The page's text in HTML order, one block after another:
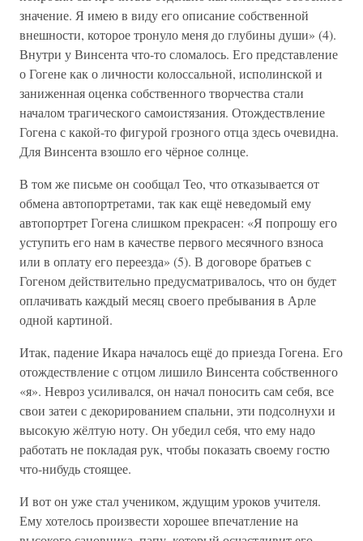
значение. Я имею в виду его описание собственной
внешности, которое тронуло меня до глубины души» (4).
Внутри у Винсента что-то сломалось. Его представление
о Гогене как о личности колоссальной, исполинской и
заниженная оценка собственного творчества стали
началом трагического самоистязания. Отождествление
Гогена с какой-то фигурой грозного отца здесь очевидна.
Для Винсента взошло его чёрное солнце.
В том же письме он сообщал Тео, что отказывается от
обмена автопортретами, так как ещё неведомый ему
автопортрет Гогена слишком прекрасен: «Я попрошу его
уступить его нам в качестве первого месячного взноса
или в оплату его переезда» (5). В договоре братьев с
Гогеном действительно предусматривалось, что он будет
оплачивать каждый месяц своего пребывания в Арле
одной картиной.
Итак, падение Икара началось ещё до приезда Гогена. Его
отождествление с отцом лишило Винсента собственного
«я». Невроз усиливался, он начал поносить сам себя, все
свои затеи с декорированием спальни, эти подсолнухи и
высокую жёлтую ноту. Он убедил себя, что ему надо
работать не покладая рук, чтобы показать своему гостю
что-нибудь стоящее.
И вот он уже стал учеником, ждущим уроков учителя.
Ему хотелось произвести хорошее впечатление на